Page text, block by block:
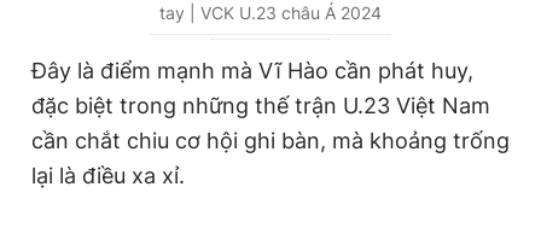
t o
tay | VCK U.23 châu Á 2024
Đây là điểm mạnh mà Vĩ Hào cần phát huy,
đặc biệt trong những thế trận U.23 Việt Nam
cần chắt chiu cơ hội ghi bàn, mà khoảng trống
lại là điều xa xỉ.